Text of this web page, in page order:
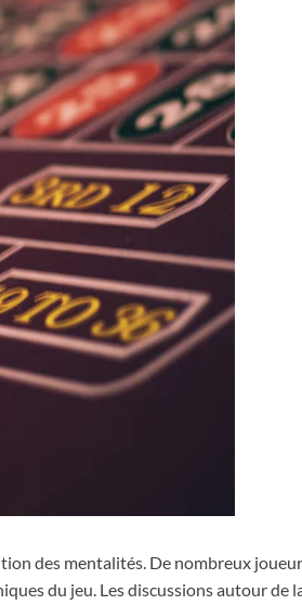
des mentalités. De nombreux
du jeu. Les discussions autour de